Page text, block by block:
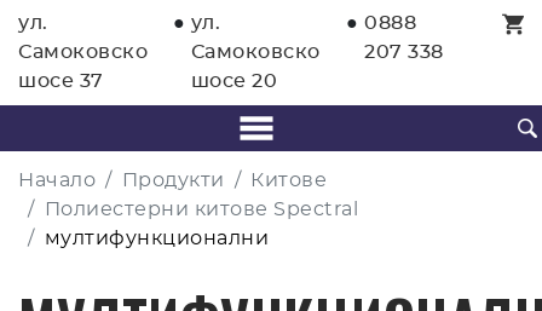
ул.
Самоковско
шосе 37
● ул.
Самоковско
шосе 20
●0888
207 338
Начало Продукти
Китове
Полиестерни китове Spectral
мултифункционални